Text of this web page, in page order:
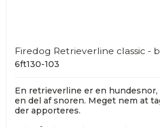
Firedog Retrieverline classic -
6ft130-103
En retrieverline er en
en del af snoren. Meget nem at
der apporteres.